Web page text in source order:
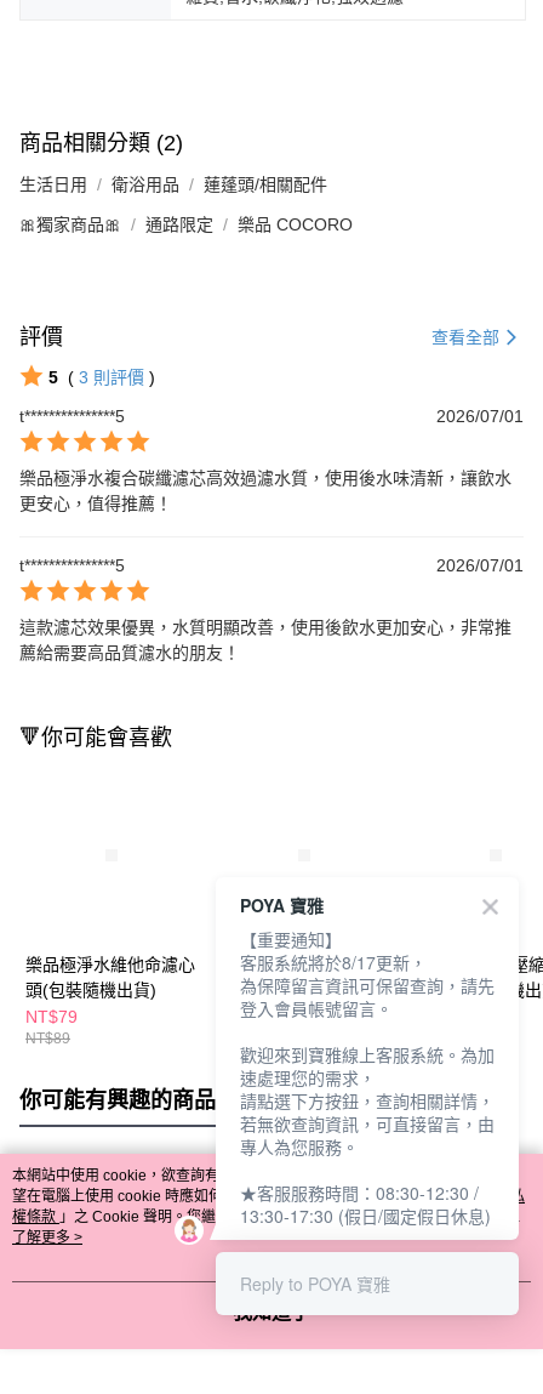
商品相關分類 (2)
生活日用 衛浴用品 蓮蓬頭/相關配件
🎀獨家商品🎀 通路限定 樂品 COCORO
評價 查看全部
5 ( 3 則評價 )
t***************5
2026/07/01
樂品極淨水複合碳纖濾芯高效過濾水質，使用後水味清新，讓飲水
更安心，值得推薦！
t***************5 2026/07/01
這款濾芯效果優異，水質明顯改善，使用後飲水更加安心，非常推
薦給需要高品質濾水的朋友！
🔻你可能會喜歡
樂品極淨水維他命濾心
頭(包裝隨機出貨)
NT$79
NT$89
樂品極淨水雙效負離子
球蕊心(新舊包裝隨機
出貨)
NT$59
樂品竹炭超導壓
20枚 (包裝隨機
你可能有興趣的商品 全站排行
熱門標籤
本網站中使用 cookie，欲查詢有關本網站使用 cookie 方式之詳情，及若您不希
望在電腦上使用 cookie 時應如何變更電腦的 cookie 設定，請參閱本網站「
隱私
權條款 」之 Cookie 聲明。您繼續使用本網站即表示您同意本公司得按本網站使
用條款之 Cookie 聲明使用 cookie。
了解更多 >
我知道了
POYA 寶雅
【重要通知】
客服系統將於8/17更新，
為保障留言資訊可保留查詢，請先
登入會員帳號留言。
歡迎來到寶雅線上客服系統。為加
速處理您的需求，
請點選下方按鈕，查詢相關詳情，
若無欲查詢資訊，可直接留言，由
專人為您服務。
★客服服務時間：08:30-12:30 /
13:30-17:30 (假日/國定假日休息)
Reply to POYA 寶雅